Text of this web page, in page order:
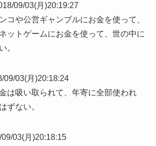
09/03(月)20:19:27
コや公営ギャンブルにお金を使って、
ットゲームにお金を使って、世の中に
。
09/03(月)20:18:24
は吸い取られて、年寄に全部使われ
ずない。
09/03(月)20:18:15